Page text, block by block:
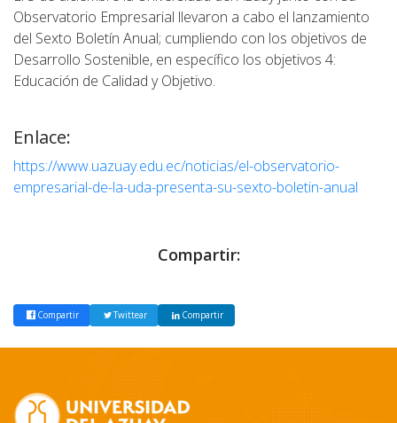
Observatorio Empresarial llevaron a cabo el lanzamiento
del Sexto Boletín Anual; cumpliendo con los objetivos de
Desarrollo Sostenible, en específico los objetivos 4:
Educación de Calidad y Objetivo.
Enlace:
https://www.uazuay.edu.ec/noticias/el-observatorio-
empresarial-de-la-uda-presenta-su-sexto-boletin-anual
Compartir:
Compartir Twittear Compartir
Footer